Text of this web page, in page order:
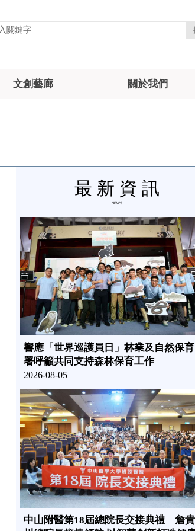
文創藝廊 關於我們
響應「世界巡護員日」林業及自然保育
署呼籲共同支持森林保育工作
2026-08-05
中山附醫第18屆總院長交接典禮 詹貴
最 新 資 訊
NEWS